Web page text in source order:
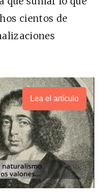
cientos de
Lea el artículo